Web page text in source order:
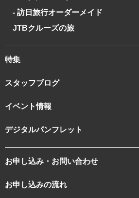
- 訪日旅行オーダーメイド
JTBクルーズの旅
特集
スタッフブログ
イベント情報
デジタルパンフレット
お申し込み・お問い合わせ
お申し込みの流れ